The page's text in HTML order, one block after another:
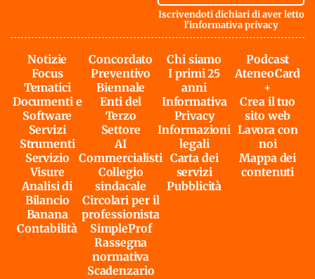
Iscrivendoti dichiari di aver letto
l'informativa privacy
Notizie
Focus
Tematici
Documenti e
Software
Servizi
Strumenti
Servizio
Visure
Analisi di
Bilancio
Banana
Contabilità
Concordato
Preventivo
Biennale
Enti del
Terzo
Settore
AI
Commercialisti
Collegio
sindacale
Circolari per il
professionista
SimpleProf
Rassegna
normativa
Scadenzario
Chi siamo
I primi 25
anni
Informativa
Privacy
Informazioni
legali
Carta dei
servizi
Pubblicità
Podcast
AteneoCard
+
Crea il tuo
sito web
Lavora con
noi
Mappa dei
contenuti